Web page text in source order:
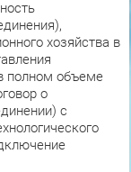
хозяйства в
полном объеме
о
с